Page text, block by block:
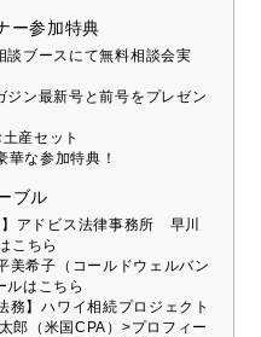
ー参加特典
ブースにて無料相談会実
ン最新号と前号をプレゼン
産セット
華な参加特典！
ブル
アドビス法律事務所 早川
こちら
希子（コールドウェルバン
はこちら
】ハワイ相続プロジェクト
郎（米国CPA）>プロフィー